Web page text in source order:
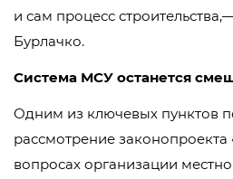
и сам процесс
Бурлачко.
Система МСУ останется
Одним из ключевых пунктов
рассмотрение
вопросах организации